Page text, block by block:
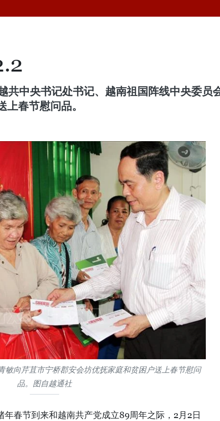
共中央书记处书记、越南祖国阵线中央委员
春节慰问品。
敏向芹苴市宁桥郡安会坊优抚家庭和贫困户送上春节慰问
品。图自越通社
春节到来和越南共产党成立89周年之际，2月2日